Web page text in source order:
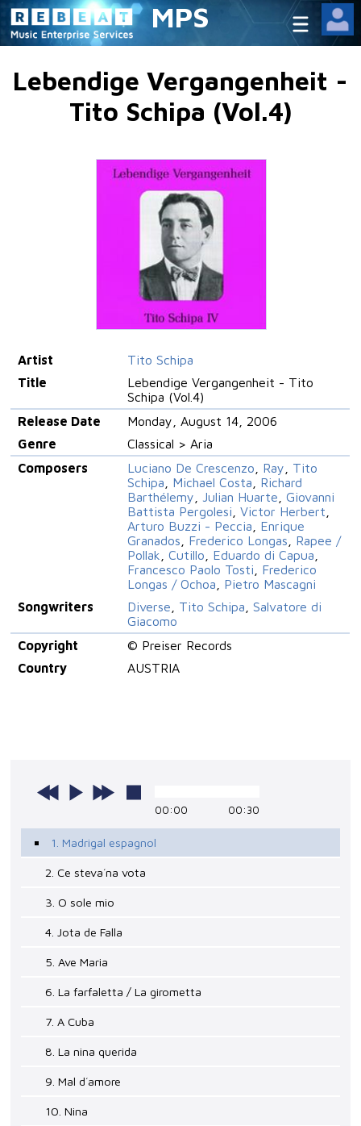
MPS
Lebendige Vergangenheit -
Tito Schipa (Vol.4)
Artist
Tito Schipa
Title
Lebendige Vergangenheit - Tito
Schipa (Vol.4)
Release Date
Monday, August 14, 2006
Genre
Classical > Aria
Composers
Luciano De Crescenzo Ray
Tito
Schipa
Michael Costa
Richard
Barthélemy
Julian Huarte
Giovanni
Battista Pergolesi
Victor Herbert
Arturo Buzzi - Peccia
Enrique
Granados
Frederico Longas
Rapee /
Pollak
Cutillo Eduardo di Capua
Francesco Paolo Tosti
Frederico
Longas / Ochoa
Pietro Mascagni
Songwriters
Diverse Tito Schipa
Salvatore di
Giacomo
Copyright
© Preiser Records
Country
AUSTRIA
00:00 00:30
1. Madrigal espagnol
2. Ce steva´na vota
3. O sole mio
4. Jota de Falla
5. Ave Maria
6. La farfaletta / La girometta
7. A Cuba
8. La nina querida
9. Mal d´amore
10. Nina